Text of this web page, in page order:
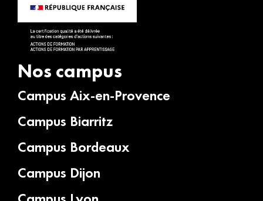
Nos campus
Campus Aix-en-Provence
Campus Biarritz
Campus Bordeaux
Campus Dijon